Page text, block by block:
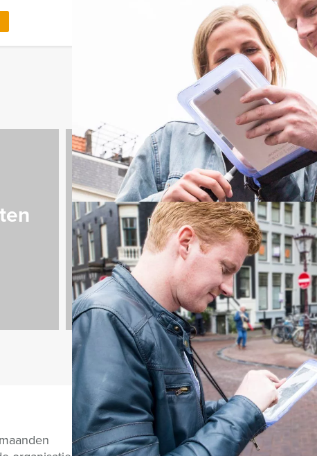
Bedrijfsuitjes
94 uitjes
Vragen